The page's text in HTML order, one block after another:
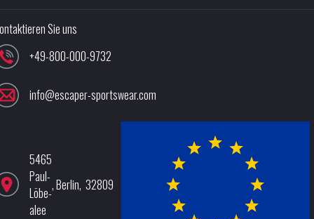
Sie uns
+49-800-000-9732
info@escaper-sportswear.com
5465
Paul-
Löbe-
alee
,Berlin, 32809